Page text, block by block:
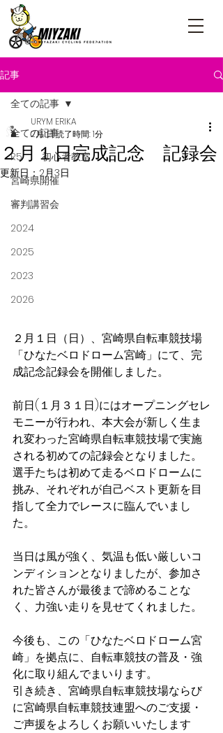
記事
全ての記事
R5 初心者教室
宮崎県開催
審判講習会
2024
2025
2023
2026
全ての記事
２月１日完成記念 記録会
URYM ERIKA
2月1日読了時間: 1分
更新日：2月3日
２月１日（日）、宮崎県自転車競技場
「ひなたベロドローム宮崎」にて、完
成記念記録会を開催しました。
前日(１月３１日)にはオープニングセレ
モニーが行われ、本大会が新しく生ま
れ変わった宮崎県自転車競技場で実施
される初めての記録会となりました。
選手たちは初めて走るベロドロームに
挑み、それぞれが自己ベスト更新を目
指して全力でレースに臨んでいまし
た。
当日は風が強く、気温も低い厳しいコ
ンディションとなりましたが、参加さ
れた皆さんが最後まで諦めることな
く、力強い走りを見せてくれました。
今後も、この「ひなたベロドローム宮
崎」を拠点に、自転車競技の普及・強
化に取り組んでまいります。
引き続き、宮崎県自転車競技場ならび
に宮崎県自転車競技連盟へのご支援・
ご声援をよろしくお願いいたします